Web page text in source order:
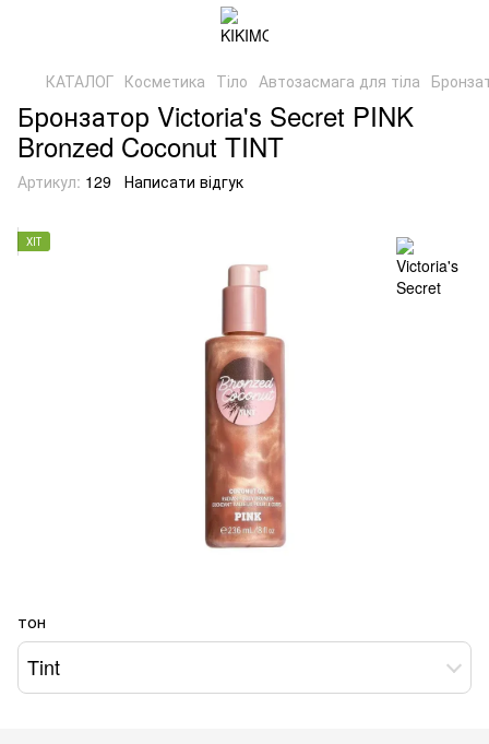
КАТАЛОГ Косметика Тіло Автозасмага для тіла
Бронзатор Victoria's Secret PINK
Bronzed Coconut TINT
Артикул: 129 Написати відгук
ХІТ
тон
Tint